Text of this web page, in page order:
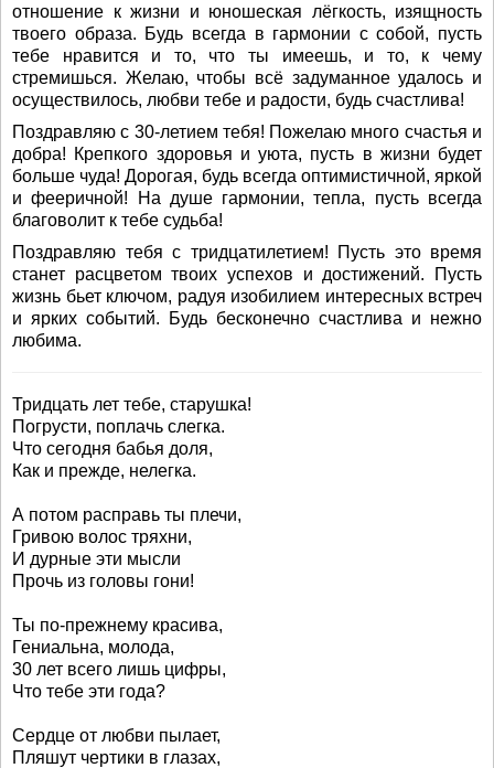
отношение к жизни и юношеская лёгкость, изящность
твоего образа. Будь всегда в гармонии с собой, пусть
тебе нравится и то, что ты имеешь, и то, к чему
стремишься. Желаю, чтобы всё задуманное удалось и
осуществилось, любви тебе и радости, будь счастлива!
Поздравляю с 30-летием тебя! Пожелаю много счастья и
добра! Крепкого здоровья и уюта, пусть в жизни будет
больше чуда! Дорогая, будь всегда оптимистичной, яркой
и фееричной! На душе гармонии, тепла, пусть всегда
благоволит к тебе судьба!
Поздравляю тебя с тридцатилетием! Пусть это время
станет расцветом твоих успехов и достижений. Пусть
жизнь бьет ключом, радуя изобилием интересных встреч
и ярких событий. Будь бесконечно счастлива и нежно
любима.
Тридцать лет тебе, старушка!
Погрусти, поплачь слегка.
Что сегодня бабья доля,
Как и прежде, нелегка.
А потом расправь ты плечи,
Гривою волос тряхни,
И дурные эти мысли
Прочь из головы гони!
Ты по-прежнему красива,
Гениальна, молода,
30 лет всего лишь цифры,
Что тебе эти года?
Сердце от любви пылает,
Пляшут чертики в глазах,